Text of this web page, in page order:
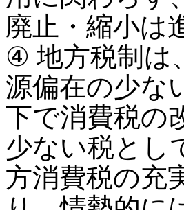
廃止・縮小は
④ 地方税制は
源偏在の少な
下で消費税の
少ない税とし
方消費税の充